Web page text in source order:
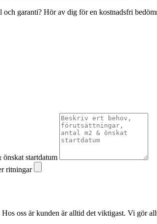
garanti? Hör av dig för en kostnadsfri
startdatum
ritningar
oss är kunden är alltid det viktigast. Vi gör